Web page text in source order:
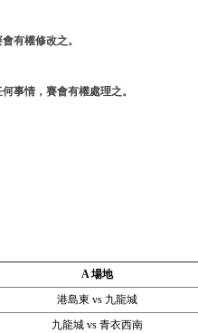
有權修改之。
事情，賽會有權處理之。
A場地
港島東 vs 九龍城
九龍城 vs 青衣西南